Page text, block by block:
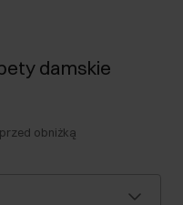
damskie
obniżką